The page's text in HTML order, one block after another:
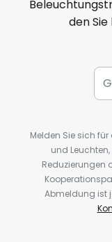
den
Melden Sie sich
und
Reduzierungen
Abmeldung ist